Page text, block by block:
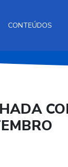
CONTEÚDOS